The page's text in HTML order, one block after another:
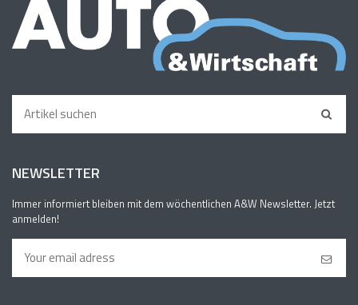
NEWSLETTER
Immer informiert bleiben mit dem wöchentlichen A&W Newsletter. Jetzt
anmelden!